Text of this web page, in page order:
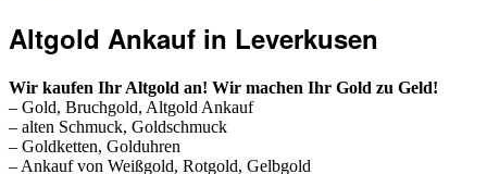
Altgold Ankauf in Leverkusen
Wir kaufen Ihr Altgold an! Wir machen Ihr Gold zu Geld!
– Gold, Bruchgold, Altgold Ankauf
– alten Schmuck, Goldschmuck
– Goldketten, Golduhren
– Ankauf von Weißgold, Rotgold, Gelbgold